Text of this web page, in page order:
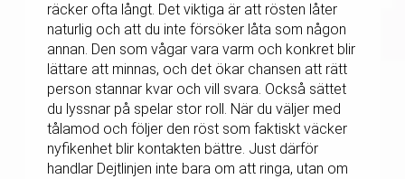
räcker ofta långt. Det viktiga är att rösten låter
naturlig och att du inte försöker låta som någon
annan. Den som vågar vara varm och konkret blir
lättare att minnas, och det ökar chansen att rätt
person stannar kvar och vill svara. Också sättet
du lyssnar på spelar stor roll. När du väljer med
tålamod och följer den röst som faktiskt väcker
nyfikenhet blir kontakten bättre. Just därför
handlar Dejtlinjen inte bara om att ringa, utan om